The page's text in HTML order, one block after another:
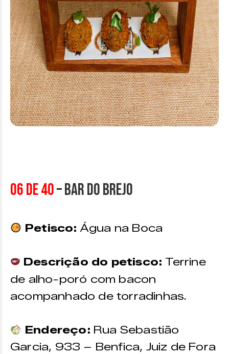
06 de 40– Bar do Brejo
Petisco: Água na Boca
Descrição do petisco: Terrine
de alho-poró com bacon
acompanhado de torradinhas.
Endereço: Rua Sebastião
Garcia, 933 – Benfica, Juiz de Fora